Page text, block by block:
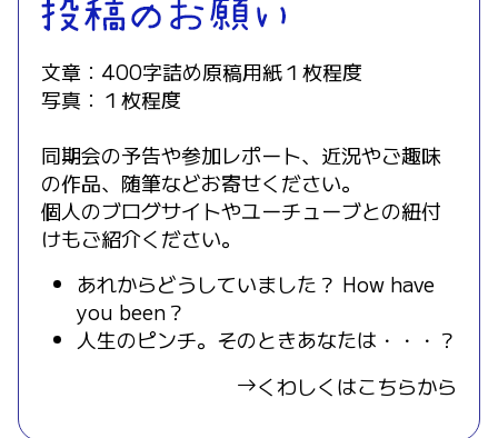
文章：400字詰め原稿用紙１枚程度
写真：１枚程度
同期会の予告や参加レポート、近況やご趣味
の作品、随筆などお寄せください。
個人のブログサイトやユーチューブとの紐付
けもご紹介ください。
あれからどうしていました？ How have
you been？
人生のピンチ。そのときあなたは・・・？
くわしくはこちらから